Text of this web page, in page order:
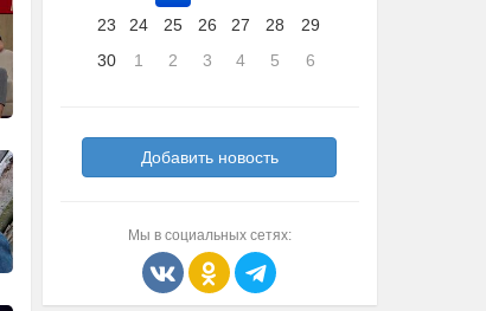
23
24 25 26 27 28
29
30
1 2 3 4 5 6
Добавить новость
Мы в социальных сетях: